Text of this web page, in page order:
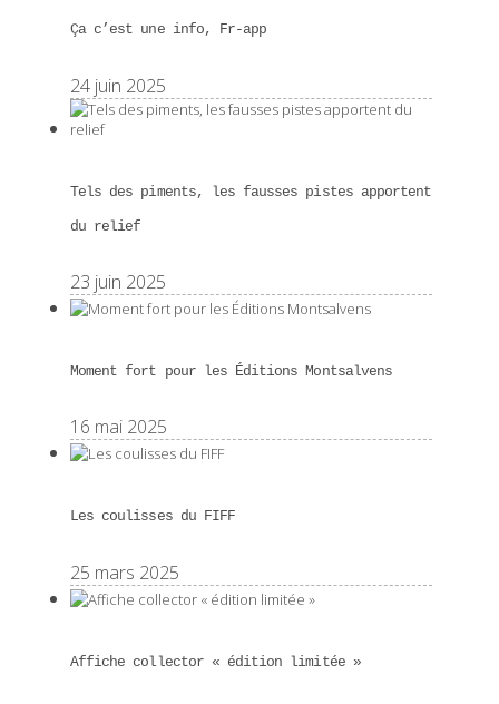
Ça c’est une info, Fr-app
24 juin 2025
Tels des piments, les fausses pistes apportent
du relief
23 juin 2025
Moment fort pour les Éditions Montsalvens
16 mai 2025
Les coulisses du FIFF
25 mars 2025
Affiche collector « édition limitée »